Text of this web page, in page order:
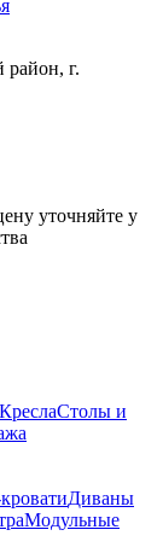
район, г.
уточняйте у
КреслаСтолы и
Диваны
Модульные